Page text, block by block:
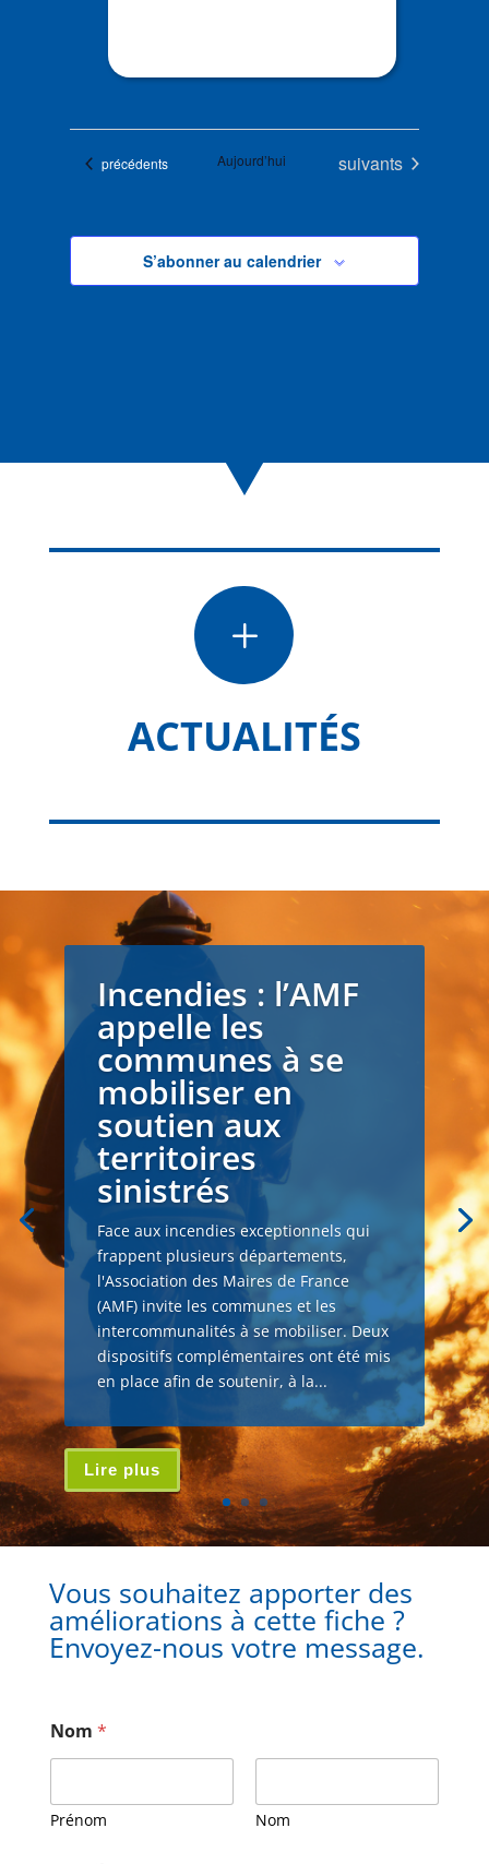
Évènements
précédents Aujourd’hui Évènements
suivants
S’abonner au calendrier
L
ACTUALITÉS
Incendies : l’AMF
appelle les
communes à se
mobiliser en
soutien aux
territoires
sinistrés
Face aux incendies exceptionnels qui
frappent plusieurs départements,
l'Association des Maires de France
(AMF) invite les communes et les
intercommunalités à se mobiliser. Deux
dispositifs complémentaires ont été mis
en place afin de soutenir, à la...
Lire plus
Vous souhaitez apporter des
améliorations à cette fiche ?
Envoyez-nous votre message.
Nom *
Prénom Nom